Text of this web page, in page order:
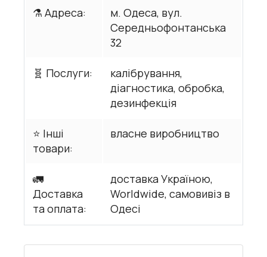
⚗️ Адреса:
м. Одеса, вул.
Середньофонтанська
32
🧬 Послуги:
калібрування,
діагностика, обробка,
дезинфекція
⭐ Інші
товари:
власне виробництво
🚛
Доставка
та оплата:
доставка Україною,
Worldwide, самовивіз в
Одесі